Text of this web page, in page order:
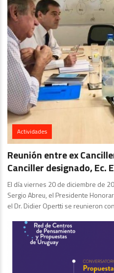
Actividades
Reunión entre ex
Canciller designado, Ec.
El día viernes 20 de diciembre de
Sergio Abreu, el Presidente
el Dr. Didier Opertti se reunieron con